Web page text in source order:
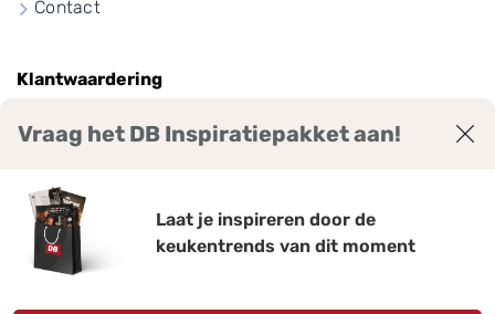
Vraag het DB Inspiratiepakket aan!
Laat je inspireren door de
keukentrends van dit moment
Contact
Klantwaardering
9
Bekijk ruim 2300 reviews voor DB Keukens.
Gemiddelde score: 9,7 van 10